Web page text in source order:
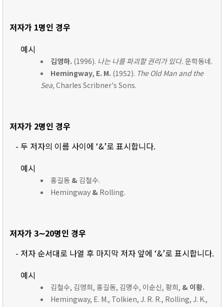
저자가 1명인 경우
예시
김영하. (1996). 나는 나를 파괴할 권리가 있다. 문학동네.
Hemingway, E. M. (1952). The Old Man and the
Sea,Charles Scribner's Sons.
저자가 2명인 경우
- 두 저자의 이름 사이에 ‘&’로 표시합니다.
예시
홍길동 & 김철수.
Hemingway & Rolling.
저자가 3∼20명인 경우
- 저자 순서대로 나열 후 마지막 저자 앞에 ‘&’로 표시합니다.
예시
김철수, 김영희, 홍길동, 김명수, 이순신, 황희, & 이황.
Hemingway, E. M., Tolkien, J. R. R., Rolling, J. K.,